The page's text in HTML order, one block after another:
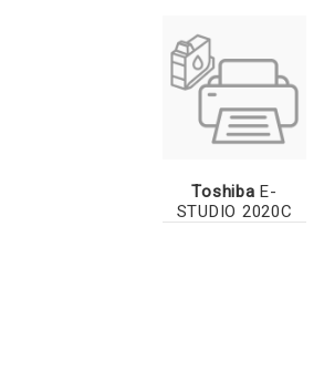
Toshiba E-
STUDIO 2020C